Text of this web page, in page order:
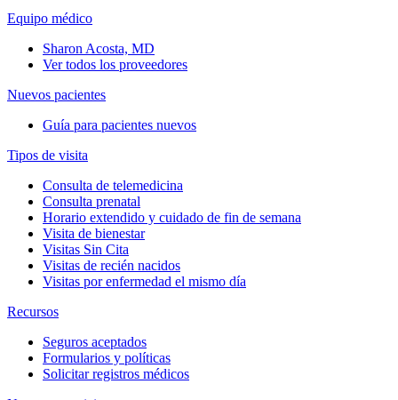
Equipo médico
Sharon Acosta, MD
Ver todos los proveedores
Nuevos pacientes
Guía para pacientes nuevos
Tipos de visita
Consulta de telemedicina
Consulta prenatal
Horario extendido y cuidado de fin de semana
Visita de bienestar
Visitas Sin Cita
Visitas de recién nacidos
Visitas por enfermedad el mismo día
Recursos
Seguros aceptados
Formularios y políticas
Solicitar registros médicos